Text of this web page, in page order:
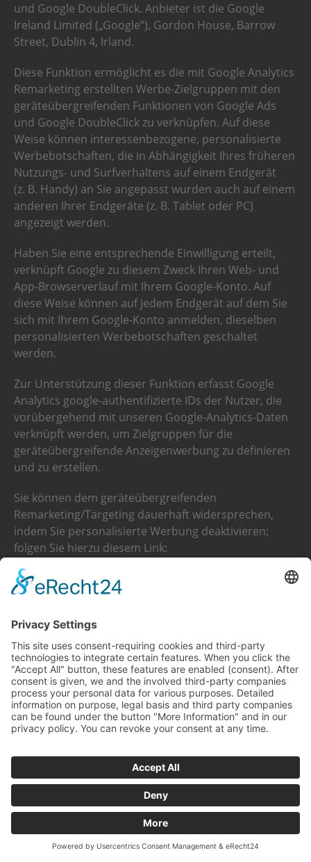
und Google DoubleClick. Anbieter ist die Google
Ireland Limited („Google“), Gordon House, Barrow
Street, Dublin 4, Irland.
Diese Funktion ermöglicht es die mit Google Analytics
Remarketing erstellten Werbe-Zielgruppen mit den
geräteübergreifenden Funktionen von Google Ads
und Google DoubleClick zu verknüpfen. Auf diese
Weise können interessenbezogene, personalisierte
Werbebotschaften, die in Abhängigkeit Ihres früheren
Nutzungs- und Surfverhaltens auf einem Endgerät
(z. B. Handy) an Sie angepasst wurden auch auf einem
anderen Ihrer Endgeräte (z. B. Tablet oder PC)
angezeigt werden.
Haben Sie eine entsprechende Einwilligung erteilt,
verknüpft Google zu diesem Zweck Ihren Web- und
App-Browserverlauf mit Ihrem Google-Konto. Auf
diese Weise können auf jedem Endgerät auf dem Sie
sich mit Ihrem Google-Konto anmelden, dieselben
personalisierten Werbebotschaften geschaltet
werden.
Zur Unterstützung dieser Funktion erfasst Google
Analytics google-authentifizierte IDs der Nutzer, die
vorübergehend mit unseren Google-Analytics-Daten
verknüpft werden, um Zielgruppen für die
geräteübergreifende Anzeigenwerbung zu definieren
und zu erstellen.
Sie können dem geräteübergreifenden
Remarketing/Targeting dauerhaft widersprechen,
indem Sie personalisierte Werbung deaktivieren;
folgen Sie hierzu diesem Link:
Die Zusammenfassung der erfassten Daten in Ihrem
Ihrer Einwilligung, die Sie bei Google abgeben oder
widerrufen können (Art. 6 Abs. 1 lit. a DSGVO). Bei
Datenerfassungsvorgängen, die nicht in Ihrem
Google-Konto zusammengeführt werden (z. B. weil Sie
kein Google-Konto haben oder der
Zusammenführung widersprochen haben) beruht die
Erfassung der Daten auf Art. 6 Abs. 1 lit. f DSGVO. Das
Websitebetreiber ein Interesse an der
anonymisierten Analyse der Websitebesucher zu
Weitergehende Informationen und die
Datenschutzbestimmungen finden Sie in der